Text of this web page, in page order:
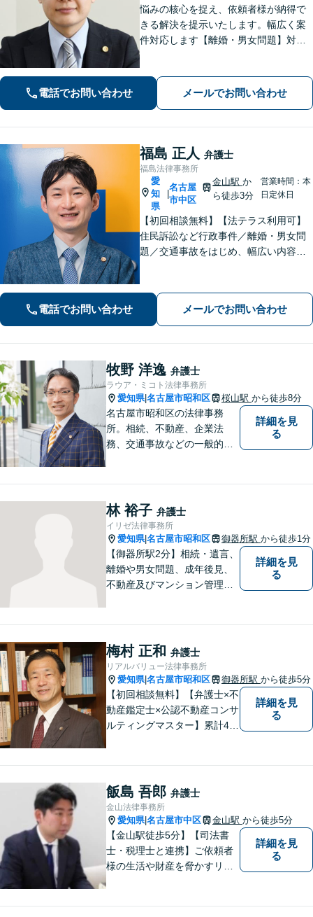
悩みの核心を捉え、依頼者様が納得で
きる解決を提示いたします。幅広く案
件対応します【離婚・男女問題】対応
業展開できるよう、法律家の視点でサ
ポートします！【御器所駅／桜山駅徒
電話でお問い合わせ メールでお問い合わせ
福島 正人 弁護士
福島法律事務所
愛
知
県
名古屋
市中区
金山駅 か
ら徒歩3分
営業時間：本
日定休日
【初回相談無料】【法テラス利用可】
住民訴訟など行政事件／離婚・男女問
題／交通事故をはじめ、幅広い内容の
依頼者様にとって納得感の高い解決を
目指します【夜間・休日相談可】【金
山駅5分】
電話でお問い合わせ メールでお問い合わせ
牧野 洋逸 弁護士
ラウア・ミコト法律事務所
愛知県|名古屋市昭和区 桜山駅 から徒歩8分
名古屋市昭和区の法律事務
所。相続、不動産、企業法
務、交通事故などの一般的な
料】【桜山駅より徒歩８分】
【駐車場あり】【オンライン
相談可】
詳細を見
る
林 裕子 弁護士
イリゼ法律事務所
愛知県|名古屋市昭和区 御器所駅 から徒歩1分
【御器所駅2分】相続・遺言、
離婚や男女問題、成年後見、
不動産及びマンション管理な
い、丁寧な説明と迅速な対応
を心がけております。【完全
個室】【法テラス利用可】
詳細を見
る
梅村 正和 弁護士
リアルバリュー法律事務所
愛知県|名古屋市昭和区 御器所駅 から徒歩5分
【初回相談無料】【弁護士×不
動産鑑定士×公認不動産コンサ
ルティングマスター】累計40
多数】【政府系金融機関勤務
経験あり】不動産トラブル／
不動産を含む相続／債権回収
など
詳細を見
る
飯島 吾郎 弁護士
金山法律事務所
愛知県|名古屋市中区 金山駅 から徒歩5分
【金山駅徒歩5分】【司法書
士・税理士と連携】ご依頼者
様の生活や財産を脅かすリス
詳細を見
る